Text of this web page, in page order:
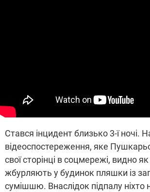
Стався інцидент близько 3-ї ночі.
відеоспостереження, яке
свої сторінці в соцмережі, видно
жбурляють у будинок пляшки із
сумішшю. Внаслідок підпалу ніхто